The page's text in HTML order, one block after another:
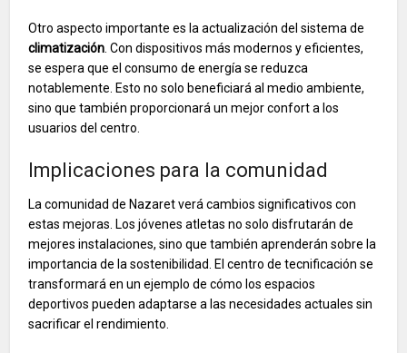
Otro aspecto importante es la actualización del sistema de
climatización . Con dispositivos más modernos y eficientes,
se espera que el consumo de energía se reduzca
notablemente. Esto no solo beneficiará al medio ambiente,
sino que también proporcionará un mejor confort a los
usuarios del centro.
Implicaciones para la comunidad
La comunidad de Nazaret verá cambios significativos con
estas mejoras. Los jóvenes atletas no solo disfrutarán de
mejores instalaciones, sino que también aprenderán sobre la
importancia de la sostenibilidad. El centro de tecnificación se
transformará en un ejemplo de cómo los espacios
deportivos pueden adaptarse a las necesidades actuales sin
sacrificar el rendimiento.